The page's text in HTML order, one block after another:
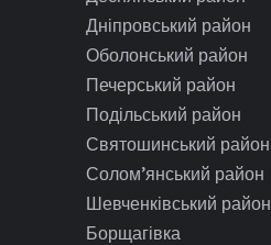
Дніпровський район
Оболонський район
Печерський район
Подільський район
Святошинський район
Солом’янський район
Шевченківський район
Борщагівка